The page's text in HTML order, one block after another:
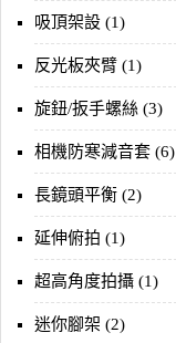
吸頂架設 (1)
反光板夾臂 (1)
旋鈕/扳手螺絲 (3)
相機防寒減音套 (6)
長鏡頭平衡 (2)
延伸俯拍 (1)
超高角度拍攝 (1)
迷你腳架 (2)